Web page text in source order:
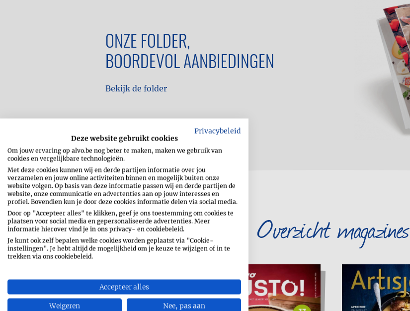
ONZE FOLDER,
BOORDEVOL AANBIEDINGEN
Bekijk de folder
Overzicht magazines
Privacybeleid
Deze website gebruikt cookies
Om jouw ervaring op alvo.be nog beter te maken, maken we gebruik van
cookies en vergelijkbare technologieën.
Met deze cookies kunnen wij en derde partijen informatie over jou
verzamelen en jouw online activiteiten binnen en mogelijk buiten onze
website volgen. Op basis van deze informatie passen wij en derde partijen de
website, onze communicatie en advertenties aan op jouw interesses en
profiel. Bovendien kun je door deze cookies informatie delen via social media.
Door op "Accepteer alles" te klikken, geef je ons toestemming om cookies te
plaatsen voor social media en gepersonaliseerde advertenties. Meer
informatie hierover vind je in ons privacy- en cookiebeleid.
Je kunt ook zelf bepalen welke cookies worden geplaatst via "Cookie-
instellingen". Je hebt altijd de mogelijkheid om je keuze te wijzigen of in te
trekken via ons cookiebeleid.
Accepteer alles
Weigeren Nee, pas aan